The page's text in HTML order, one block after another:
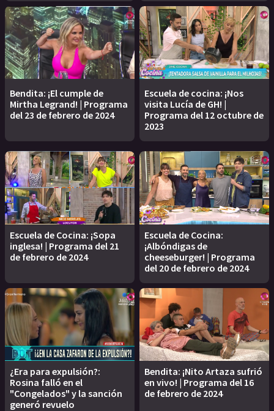
Bendita: ¡El cumple de
Mirtha Legrand! | Programa
del 23 de febrero de 2024
Escuela de cocina: ¡Nos
visita Lucía de GH! |
Programa del 12 octubre de
2023
Escuela de Cocina: ¡Sopa
inglesa! | Programa del 21
de febrero de 2024
Escuela de Cocina:
¡Albóndigas de
cheeseburger! | Programa
del 20 de febrero de 2024
¿Era para expulsión?:
Rosina falló en el
"Congelados" y la sanción
generó revuelo
Bendita: ¡Nito Artaza sufrió
en vivo! | Programa del 16
de febrero de 2024